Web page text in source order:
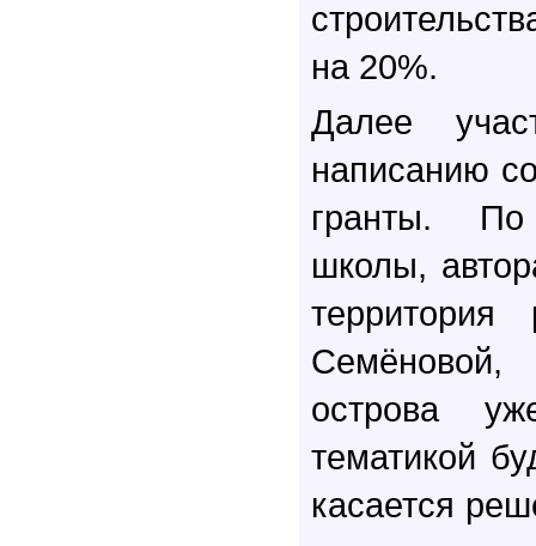
на 20%.
Далее
написанию
гранты.
школы,
территория
острова
тематикой
касается